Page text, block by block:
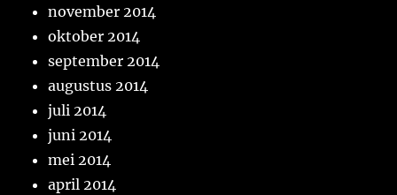
november 2014
oktober 2014
september 2014
augustus 2014
juli 2014
juni 2014
mei 2014
april 2014